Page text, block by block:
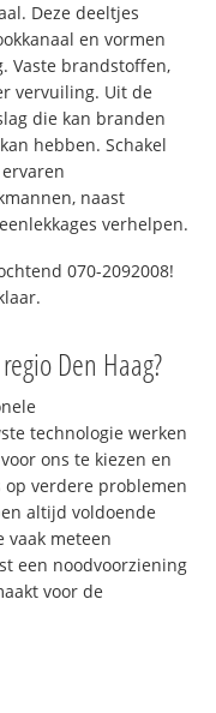
Deze deeltjes
en vormen
Vaste brandstoffen,
vervuiling. Uit de
die kan branden
hebben. Schakel
naast
verhelpen.
070-2092008!
Den Haag?
technologie werken
ons te kiezen en
op verdere problemen
altijd voldoende
vaak meteen
een noodvoorziening
voor de